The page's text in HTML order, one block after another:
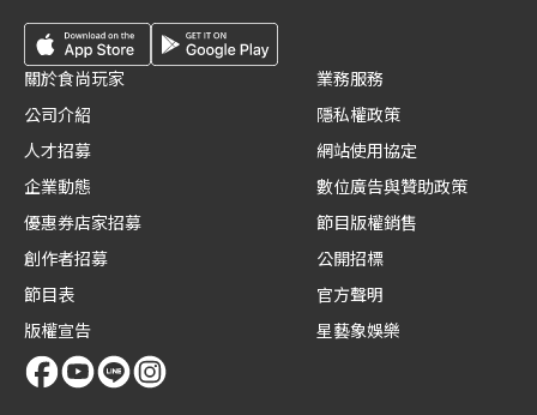
關於食尚玩家
公司介紹
人才招募
企業動態
優惠券店家招募
創作者招募
節目表
版權宣告
業務服務
隱私權政策
網站使用協定
數位廣告與贊助政策
節目版權銷售
公開招標
官方聲明
星藝象娛樂